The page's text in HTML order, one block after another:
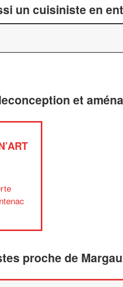
un cuisiniste en
et
proche de